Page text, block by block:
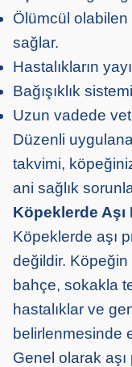
Ölümcül olabilen
sağlar.
Hastalıkların
Bağışıklık
Uzun vadede
Düzenli
takvimi,
ani sağlık
Köpeklerde Aşı
Köpeklerde aşı
değildir. Köpeğin
bahçe, sokakla
hastalıklar ve
belirlenmesinde
Genel olarak